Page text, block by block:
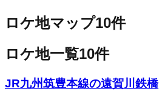
ロケ地マップ10件
ロケ地一覧10件
JR九州筑豊本線の遠賀川鉄橋